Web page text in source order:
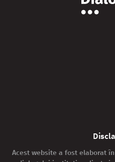
Acest website a fost elaborat